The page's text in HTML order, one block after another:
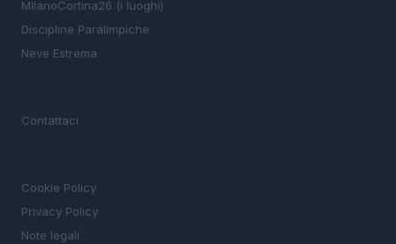
MIlanoCortina26 (i luoghi)
Discipline Paralimpiche
Neve Estrema
Contattaci
Cookie Policy
Privacy Policy
Note legali